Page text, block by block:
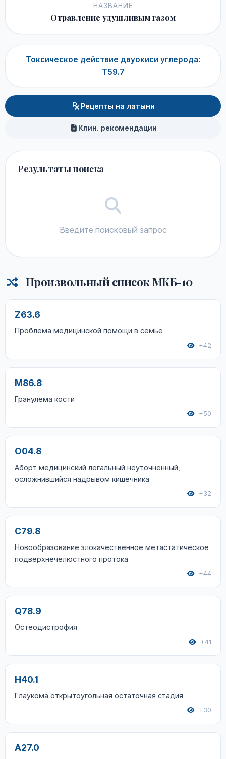
НАЗВАНИЕ
Отравление удушливым газом
Токсическое действие двуокиси углерода:
T59.7
Рецепты на латыни
Клин. рекомендации
Результаты поиска
Введите поисковый запрос
Произвольный список МКБ-10
Z63.6
Проблема медицинской помощи в семье
+42
M86.8
Гранулема кости
+50
O04.8
Аборт медицинский легальный неуточненный,
осложнившийся надрывом кишечника
+32
C79.8
Новообразование злокачественное метастатическое
подверхнечелюстного протока
+44
Q78.9
Остеодистрофия
+41
H40.1
Глаукома открытоугольная остаточная стадия
+30
A27.0